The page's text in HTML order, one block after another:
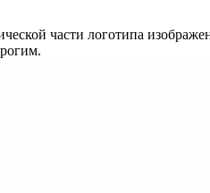
части логотипа